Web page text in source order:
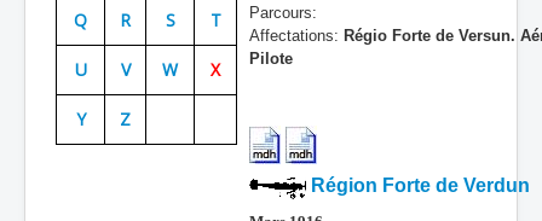
Batailles
Les As
Cahiers des As
Q R S T
U V W X
Y Z
Parcours:
Affectations: Régio Forte de Versun.
Pilote
Région Forte de Verdun